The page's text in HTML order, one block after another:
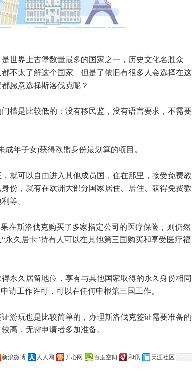
界上古堡数量最多的国家之一，历史文化名胜众
不太了解这个国家，但是了依旧有很多人会选择在这
愿意选择斯洛伐克呢？
是比较低的：没有移民监，没有语言要求，不需要
年子女)获得欧盟身份最划算的项目。
可以自由进入其他成员国，住在那里，接受免费教
份，就有在欧洲大部分国家居住、居住、获得免费教
等。
斯洛伐克购买了多家指定公司的医疗保险，则仍然
永久居卡”持有人可以在其他第三国购买和享受医疗福
久居留地位，享有与其他国家取得的永久身份相同
请工作许可，可以在任何申根第三国工作。
玩也是比较简单的，办理斯洛伐克签证需要准备的
高，无需申请者多加准备。
新浪微博 人人网 开心网 百度空间 和讯 天涯社区